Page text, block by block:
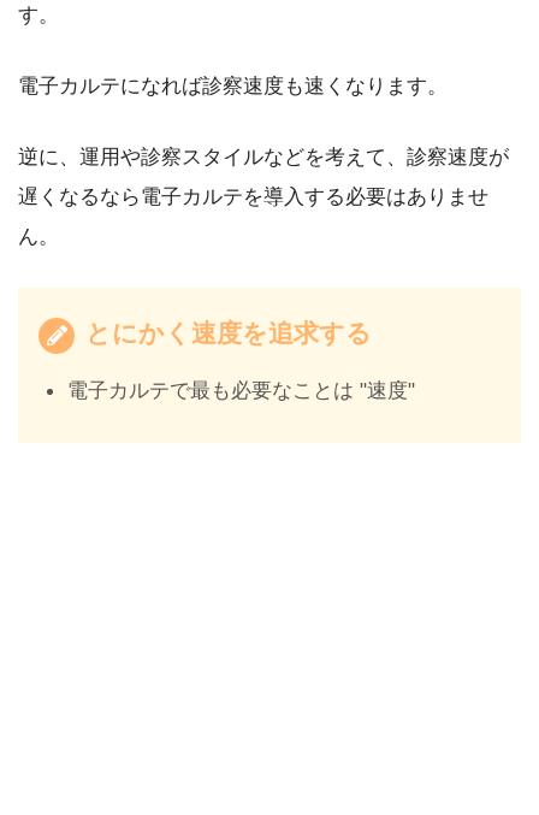
す。
電子カルテになれば診察速度も速くなります。
逆に、運用や診察スタイルなどを考えて、診察速度が
遅くなるなら電子カルテを導入する必要はありませ
ん。
とにかく速度を追求する
電子カルテで最も必要なことは "速度"